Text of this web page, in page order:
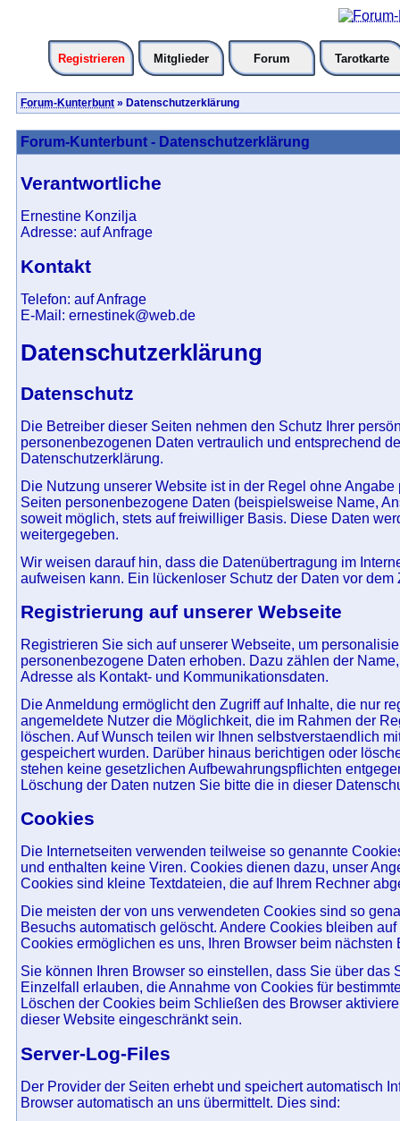
Registrieren Mitglieder Forum Tarotkarte
Forum-Kunterbunt » Datenschutzerklärung
Forum-Kunterbunt - Datenschutzerklärung
Verantwortliche
Ernestine Konzilja
Adresse: auf Anfrage
Kontakt
Telefon: auf Anfrage
E-Mail: ernestinek@web.de
Datenschutzerklärung
Datenschutz
Die Betreiber dieser Seiten nehmen den Schutz Ihrer
personenbezogenen Daten vertraulich und entsprechend
Datenschutzerklärung.
Die Nutzung unserer Website ist in der Regel ohne
Seiten personenbezogene Daten (beispielsweise Name,
soweit möglich, stets auf freiwilliger Basis. Diese Daten
weitergegeben.
Wir weisen darauf hin, dass die Datenübertragung im
aufweisen kann. Ein lückenloser Schutz der Daten vor
Registrierung auf unserer Webseite
Registrieren Sie sich auf unserer Webseite, um
personenbezogene Daten erhoben. Dazu zählen der
Adresse als Kontakt- und Kommunikationsdaten.
Die Anmeldung ermöglicht den Zugriff auf Inhalte, die nur
angemeldete Nutzer die Möglichkeit, die im Rahmen der
löschen. Auf Wunsch teilen wir Ihnen selbstverstaendlich
gespeichert wurden. Darüber hinaus berichtigen oder
stehen keine gesetzlichen Aufbewahrungspflichten
Löschung der Daten nutzen Sie bitte die in dieser
Cookies
Die Internetseiten verwenden teilweise so genannte
und enthalten keine Viren. Cookies dienen dazu, unser
Cookies sind kleine Textdateien, die auf Ihrem Rechner
Die meisten der von uns verwendeten Cookies sind so
Besuchs automatisch gelöscht. Andere Cookies bleiben
Cookies ermöglichen es uns, Ihren Browser beim
Sie können Ihren Browser so einstellen, dass Sie über
Einzelfall erlauben, die Annahme von Cookies für
Löschen der Cookies beim Schließen des Browser
dieser Website eingeschränkt sein.
Server-Log-Files
Der Provider der Seiten erhebt und speichert automatisch
Browser automatisch an uns übermittelt. Dies sind: